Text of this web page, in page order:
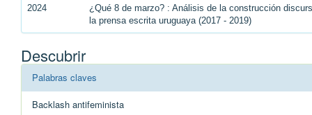
2024
¿Qué 8 de marzo? : Análisis de la construcción
la prensa escrita uruguaya (2017 - 2019)
Descubrir
Palabras claves
Backlash antifeminista